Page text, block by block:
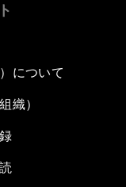
について
織）